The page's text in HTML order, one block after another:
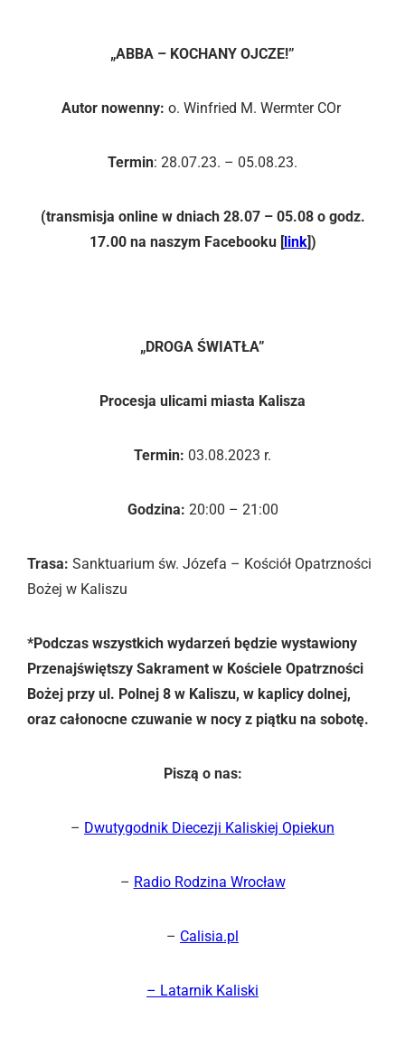
„ABBA – KOCHANY OJCZE!”
Autor nowenny: o. Winfried M. Wermter COr
Termin: 28.07.23. – 05.08.23.
(transmisja online w dniach 28.07 – 05.08 o godz.
17.00 na naszym Facebooku [link])
„DROGA ŚWIATŁA”
Procesja ulicami miasta Kalisza
Termin: 03.08.2023 r.
Godzina: 20:00 – 21:00
Trasa: Sanktuarium św. Józefa – Kościół Opatrzności
Bożej w Kaliszu
*Podczas wszystkich wydarzeń będzie wystawiony
Przenajświętszy Sakrament w Kościele Opatrzności
Bożej przy ul. Polnej 8 w Kaliszu, w kaplicy dolnej,
oraz całonocne czuwanie w nocy z piątku na sobotę.
Piszą o nas:
– Dwutygodnik Diecezji Kaliskiej Opiekun
– Radio Rodzina Wrocław
– Calisia.pl
– Latarnik Kaliski